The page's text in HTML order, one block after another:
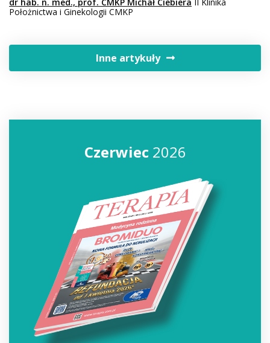
Położnictwa i Ginekologii CMKP
Inne artykuły
Czerwiec2026